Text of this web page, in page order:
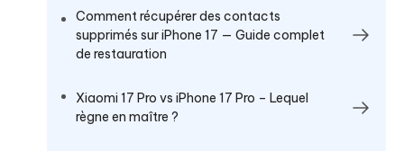
Comment récupérer des contacts
supprimés sur iPhone 17 — Guide complet
de restauration
Xiaomi 17 Pro vs iPhone 17 Pro – Lequel
règne en maître ?